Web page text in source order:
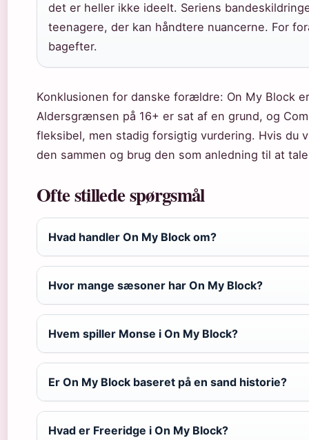
det er heller ikke ideelt. Seriens
teenagere, der kan håndtere nuancerne. For
bagefter.
Konklusionen for danske forældre: On My Block
Aldersgrænsen på 16+ er sat af en grund, og
fleksibel, men stadig forsigtig vurdering. Hvis du
den sammen og brug den som anledning til at
Ofte stillede spørgsmål
Hvad handler On My Block om?
Hvor mange sæsoner har On My Block?
Hvem spiller Monse i On My Block?
Er On My Block baseret på en sand historie?
Hvad er Freeridge i On My Block?